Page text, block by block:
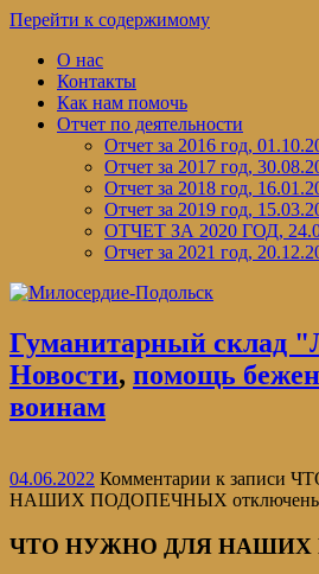
Перейти к содержимому
О нас
Контакты
Как нам помочь
Отчет по деятельности
Отчет за 2016 год,
Отчет за 2017 год,
Отчет за 2018 год,
Отчет за 2019 год,
ОТЧЕТ ЗА 2020 ГОД,
Отчет за 2021 год,
Гуманитарный склад
Новости, помощь
воинам
04.06.2022 Комментарии к записи
НАШИХ ПОДОПЕЧНЫХ
ЧТО НУЖНО ДЛЯ НАШИХ